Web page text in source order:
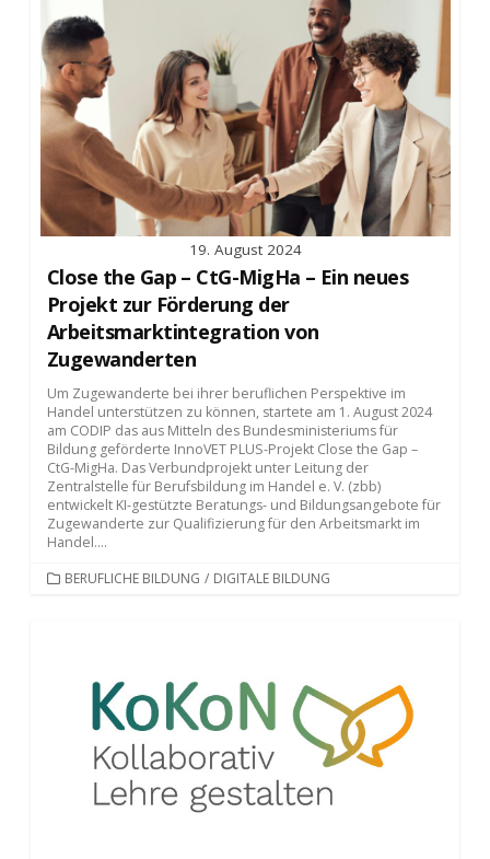
19. August 2024
Close the Gap – CtG-MigHa – Ein neues
Projekt zur Förderung der
Arbeitsmarktintegration von
Zugewanderten
Um Zugewanderte bei ihrer beruflichen Perspektive im
Handel unterstützen zu können, startete am 1. August 2024
am CODIP das aus Mitteln des Bundesministeriums für
Bildung geförderte InnoVET PLUS-Projekt Close the Gap –
CtG-MigHa. Das Verbundprojekt unter Leitung der
Zentralstelle für Berufsbildung im Handel e. V. (zbb)
entwickelt KI-gestützte Beratungs- und Bildungsangebote für
Zugewanderte zur Qualifizierung für den Arbeitsmarkt im
Handel....
KATEGORIEN
BERUFLICHE BILDUNG / DIGITALE BILDUNG